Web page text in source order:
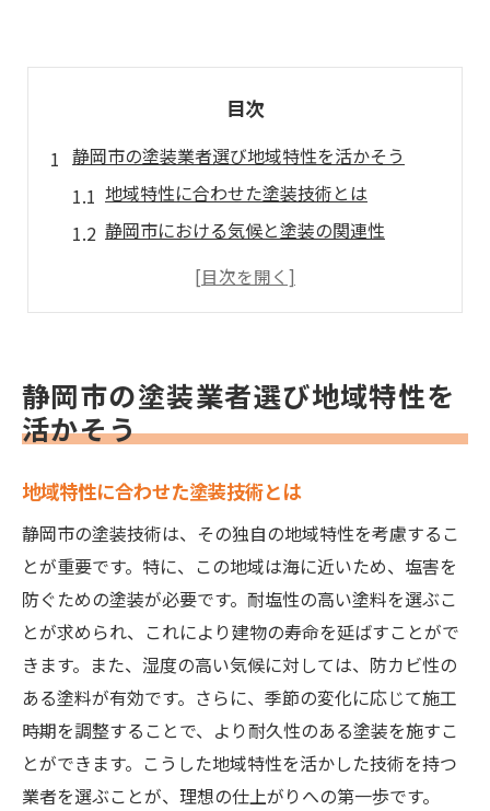
目次
静岡市の塗装業者選び地域特性を活かそう
地域特性に合わせた塗装技術とは
静岡市における気候と塗装の関連性
地元の材料を使用するメリット
成功事例から学ぶ地元特化型塗装
塗装業者の実績と口コミで信頼度をチェック
口コミの信ぴょう性を見極める方法
過去の事例から信頼性を判断する
顧客レビューの活用法
実績豊富な業者が選ばれる理由
信頼できる業者の特徴とは
静岡市における塗装業者の選び方のポイント
静岡市での塗装業者選びの基本
優れた業者の見分け方
価格と品質のバランスを考える
静岡市の塗装業者選び地域特性を
活かそう
地域特性に合わせた塗装技術とは
静岡市の塗装技術は、その独自の地域特性を考慮するこ
とが重要です。特に、この地域は海に近いため、塩害を
防ぐための塗装が必要です。耐塩性の高い塗料を選ぶこ
とが求められ、これにより建物の寿命を延ばすことがで
きます。また、湿度の高い気候に対しては、防カビ性の
ある塗料が有効です。さらに、季節の変化に応じて施工
時期を調整することで、より耐久性のある塗装を施すこ
とができます。こうした地域特性を活かした技術を持つ
業者を選ぶことが、理想の仕上がりへの第一歩です。